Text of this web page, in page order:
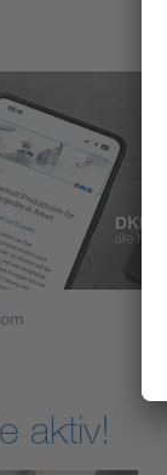
aktiv!